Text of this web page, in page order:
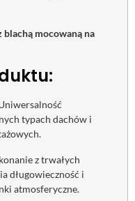
blachą mocowaną na
typach dachów i
z trwałych
długowieczność i
atmosferyczne.